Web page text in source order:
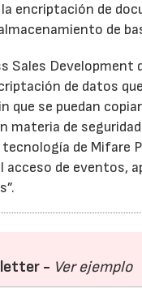
encriptación de
de
Sales
de datos
que se puedan
materia de
de Mifare
de eventos,
- Ver ejemplo